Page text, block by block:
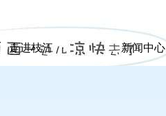
-pp电子宙斯试玩
走进枝江
新闻中心